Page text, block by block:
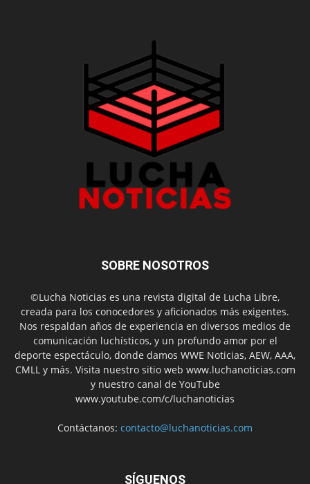
SOBRE NOSOTROS
©Lucha Noticias es una revista digital de Lucha Libre,
creada para los conocedores y aficionados más exigentes.
Nos respaldan años de experiencia en diversos medios de
comunicación luchísticos, y un profundo amor por el
deporte espectáculo, donde damos WWE Noticias, AEW, AAA,
CMLL y más. Visita nuestro sitio web www.luchanoticias.com
y nuestro canal de YouTube
www.youtube.com/c/luchanoticias
Contáctanos: contacto@luchanoticias.com
SÍGUENOS